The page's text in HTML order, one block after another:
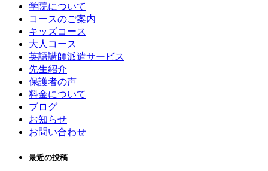
学院について
コースのご案内
キッズコース
大人コース
英語講師派遣サービス
先生紹介
保護者の声
料金について
ブログ
お知らせ
お問い合わせ
最近の投稿